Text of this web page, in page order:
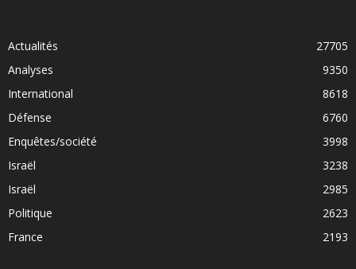
Actualités
27705
Analyses
9350
International
8618
Défense
6760
Enquêtes/société
3998
Israël
3238
Israël
2985
Politique
2623
France
2193